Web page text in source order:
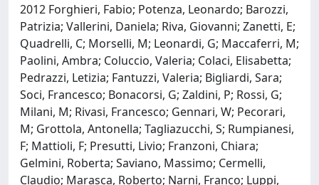
2012 Forghieri, Fabio; Potenza, Leonardo; Barozzi,
Patrizia; Vallerini, Daniela; Riva, Giovanni; Zanetti, E;
Quadrelli, C; Morselli, M; Leonardi, G; Maccaferri, M;
Paolini, Ambra; Coluccio, Valeria; Colaci, Elisabetta;
Pedrazzi, Letizia; Fantuzzi, Valeria; Bigliardi, Sara;
Soci, Francesco; Bonacorsi, G; Zaldini, P; Rossi, G;
Milani, M; Rivasi, Francesco; Gennari, W; Pecorari,
M; Grottola, Antonella; Tagliazucchi, S; Rumpianesi,
F; Mattioli, F; Presutti, Livio; Franzoni, Chiara;
Gelmini, Roberta; Saviano, Massimo; Cermelli,
Claudio; Marasca, Roberto; Narni, Franco; Luppi,